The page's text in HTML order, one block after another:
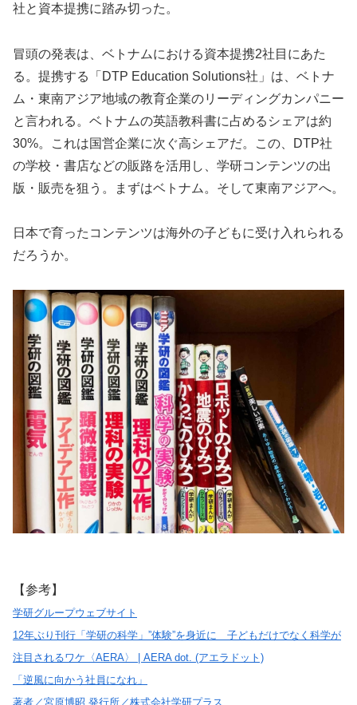
社と資本提携に踏み切った。
冒頭の発表は、ベトナムにおける資本提携2社目にあた
る。 提携する「DTP Education Solutions社」は、ベトナ
ム・ 東南アジア地域の教育企業のリーディングカンパニー
と言われる。 ベトナムの英語教科書に占めるシェアは約
30%。
これは国営企業に次ぐ高シェアだ。この、DTP社
の学校・ 書店などの販路を活用し、学研コンテンツの出
版・販売を狙う。
まずはベトナム。そして東南アジアへ。
日本で育ったコンテンツは海外の子どもに受け入れられる
だろうか。
【参考】
学研グループウェブサイト
12年ぶり刊行「学研の科学」”体験”を身近に 子どもだけでなく科学が
注目されるワケ〈AERA〉 | AERA dot. (アエラドット)
「逆風に向かう社員になれ」
著者／宮原博昭 発行所／株式会社学研プラス